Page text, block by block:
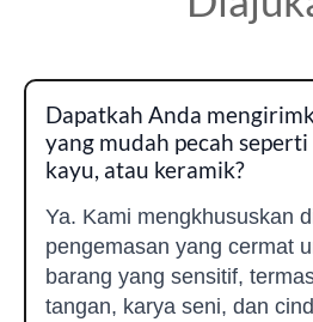
Dapatkah Anda
yang mudah pecah
kayu, atau keramik?
Ya. Kami mengkhususkan
pengemasan yang cermat
barang yang sensitif,
tangan, karya seni, dan